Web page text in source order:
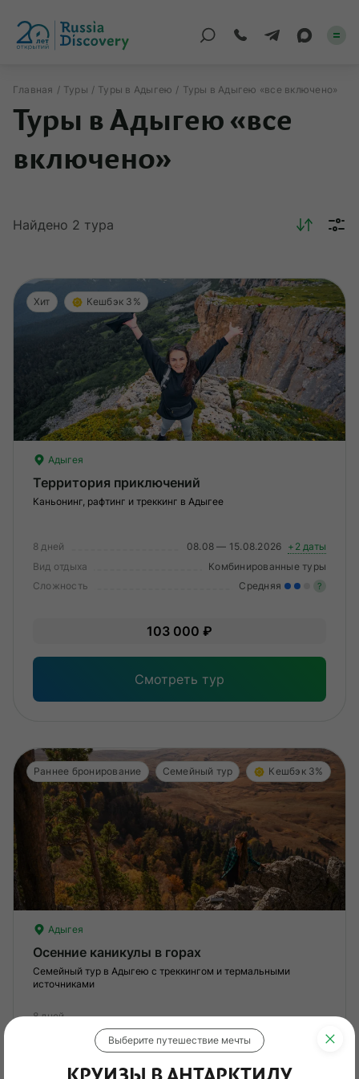
Каталог туров
По России
По миру
Индивидуальные
Корпоративные
О компании
Журнал
Сертификаты
Подписаться
Пн-Пт:10:00–20:00
11:00–20:00
Главная Туры Туры в Адыгею Туры в Адыгею «все включено»
Туры в Адыгею «все
включено»
Найдено 2 тура
Хит Кешбэк 3%
Адыгея
Территория приключений
Каньонинг, рафтинг и треккинг в Адыгее
8 дней 08.08 — 15.08.2026 +2 даты
Вид отдыха
Комбинированные туры
Сложность
Средняя ?
103 000 ₽
Смотреть тур
Раннее бронирование Семейный тур Кешбэк 3%
Адыгея
Осенние каникулы в горах
Семейный тур в Адыгею с треккингом и термальными
источниками
8 дней
Комбинированные туры
Средняя
Выберите путешествие мечты